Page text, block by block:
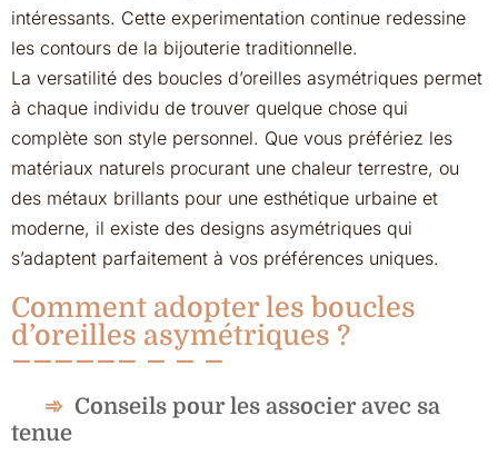
intéressants. Cette experimentation continue redessine
les contours de la bijouterie traditionnelle.
La versatilité des boucles d’oreilles asymétriques permet
à chaque individu de trouver quelque chose qui
complète son style personnel. Que vous préfériez les
matériaux naturels procurant une chaleur terrestre, ou
des métaux brillants pour une esthétique urbaine et
moderne, il existe des designs asymétriques qui
s’adaptent parfaitement à vos préférences uniques.
Comment adopter les boucles
d’oreilles asymétriques ?
Conseils pour les associer avec sa
tenue